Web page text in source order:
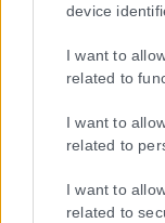
device
I want to
related to
I want to
related to
I want to
related to